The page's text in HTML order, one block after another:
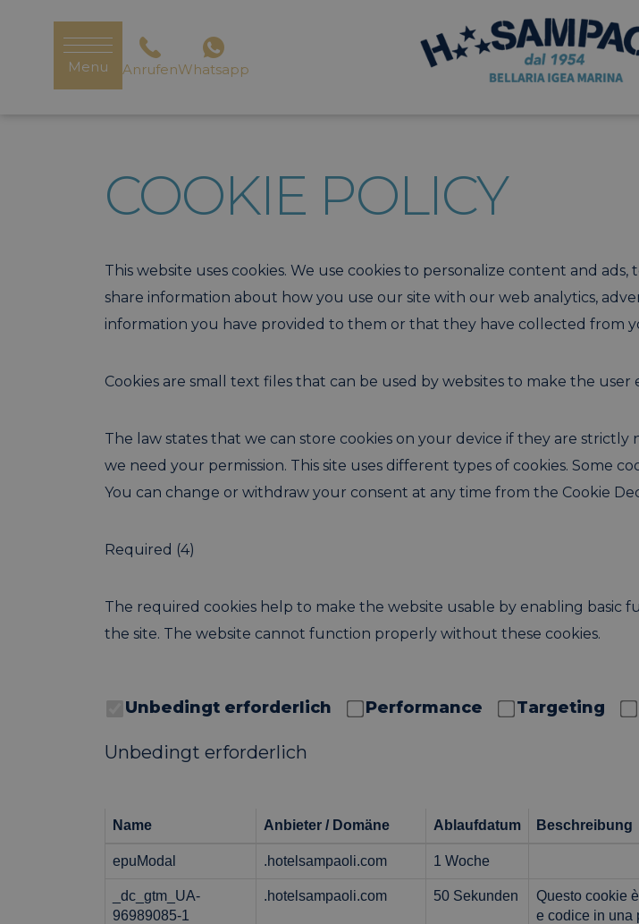
Menu AnrufenWhatsapp
COOKIE POLICY
This website uses cookies. We use cookies to personalize content and
share information about how you use our site with our web analytics,
information you have provided to them or that they have collected from
Cookies are small text files that can be used by websites to make the
The law states that we can store cookies on your device if they are
we need your permission. This site uses different types of cookies. Some
You can change or withdraw your consent at any time from the Cookie
Required (4)
The required cookies help to make the website usable by enabling basic
the site. The website cannot function properly without these cookies.
Unbedingt erforderlich Performance Targeting
Unbedingt erforderlich
Name Anbieter / Domäne Ablaufdatum Beschreibung
epuModal .hotelsampaoli.com 1 Woche
_dc_gtm_UA-
96989085-1
.hotelsampaoli.com 50 Sekunden
Questo cookie
e codice in una